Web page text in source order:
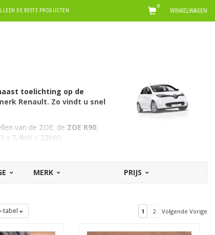
DE BESTE PRODUCTEN WINKELWAGEN
0
toelichting op de
Renault. Zo vindt u snel
van de ZOE: de ZOE R90,
x 7,4kW = 22kW)
is een EV laadkabel Type 2,
MERK PRIJS
tabel 1 2 Volgende Vorige